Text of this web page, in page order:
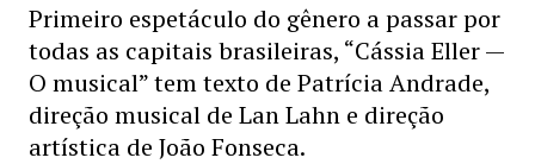
Primeiro espetáculo do gênero a passar por
todas as capitais brasileiras, “Cássia Eller —
O musical” tem texto de Patrícia Andrade,
direção musical de Lan Lahn e direção
artística de João Fonseca.